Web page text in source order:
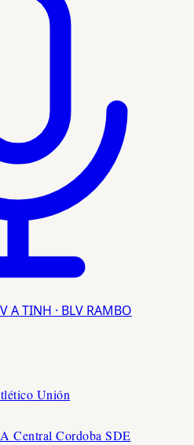
A TINH · BLV RAMBO
Unión
Central Cordoba SDE